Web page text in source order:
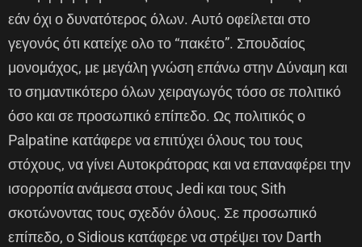
εάν όχι ο δυνατότερος όλων. Αυτό οφείλεται στο
γεγονός ότι κατείχε ολο το “πακέτο”. Σπουδαίος
μονομάχος, με μεγάλη γνώση επάνω στην Δύναμη και
το σημαντικότερο όλων χειραγωγός τόσο σε πολιτικό
όσο και σε προσωπικό επίπεδο. Ως πολιτικός ο
Palpatine κατάφερε να επιτύχει όλους του τους
στόχους, να γίνει Αυτοκράτορας και να επαναφέρει την
ισορροπία ανάμεσα στους Jedi και τους Sith
σκοτώνοντας τους σχεδόν όλους. Σε προσωπικό
επίπεδο, ο Sidious κατάφερε να στρέψει τον Darth